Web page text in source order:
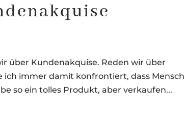
über Kundenakquise. Reden wir über
immer damit konfrontiert, dass
so ein tolles Produkt, aber verkaufen...